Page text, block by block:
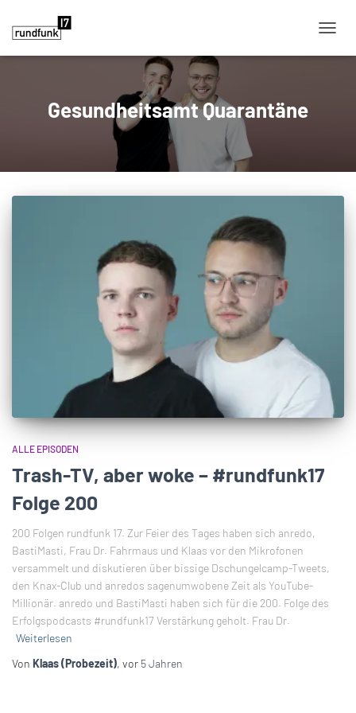
Gesundheitsamt Quarantäne
ALLE EPISODEN
Trash-TV, aber woke – #rundfunk17
Folge 200
200 Folgen rundfunk 17. Zur Feier des Tages haben sich anredo,
BastiMasti, Frau Dr. Fahrmaus und Klaas vor den Mikrofonen
versammelt und diskutieren über bissige Dschungelcamp-Tweets,
den Knax-Club und anredos sagenumwobene Zeit als YouTube-
Millionär. anredo und BastiMasti haben sich für die 200. Folge des
Erfolgspodcasts #rundfunk17 Verstärkung geholt. Frau Dr.
Weiterlesen
Von Klaas (Probezeit), vor 5 Jahren